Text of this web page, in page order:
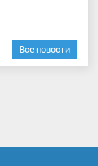
Все новости